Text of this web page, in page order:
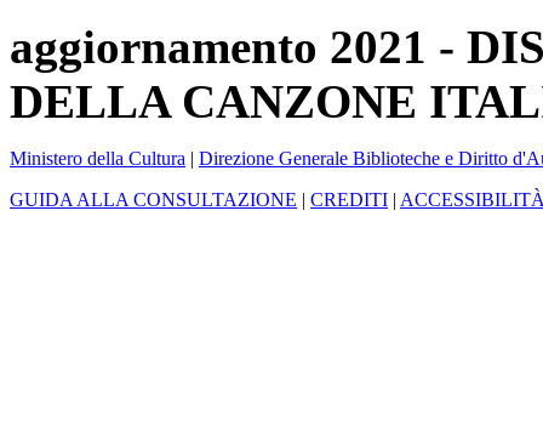
aggiornamento 2021 -
DELLA CANZONE
Ministero della Cultura | Direzione Generale Biblioteche e Diritto
GUIDA ALLA CONSULTAZIONE | CREDITI |